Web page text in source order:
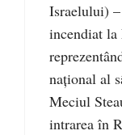
Israelului)
incendiat la
naţional al
Meciul
intrarea în